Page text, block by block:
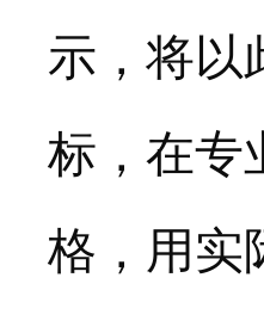
示，将以
标，在专
格 ，用